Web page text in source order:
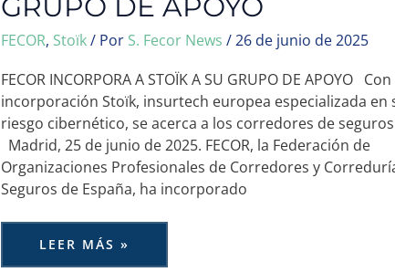
FECOR, Stoïk/ Por S. Fecor News /26 de junio de 2025
FECOR INCORPORA A STOÏK A SU GRUPO DE APOYO
incorporación Stoïk, insurtech europea especializada en
riesgo cibernético, se acerca a los corredores de seguros
Madrid, 25 de junio de 2025. FECOR, la Federación de
Organizaciones Profesionales de Corredores y
Seguros de España, ha incorporado
LEER MÁS »